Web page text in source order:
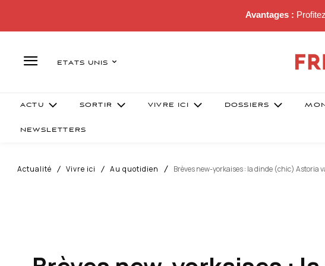
Avantages :
ETATS UNIS
ACTU SORTIR VIVRE ICI DOSSIERS
NEWSLETTERS
Actualité Vivre ici Au quotidien Brèves new-yorkaises : la dinde (chic) Astoria